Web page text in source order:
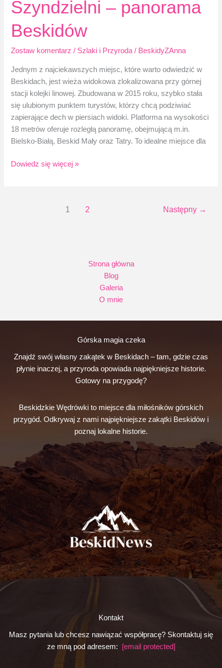
Szyndzielni – panorama
Beskidów
Zostaw komentarz / Szlaki i Przyroda/ BeskidyZAnna
Jednym z najciekawszych miejsc, które warto odwiedzić w
Beskidach, jest wieża widokowa zlokalizowana przy górnej
stacji kolejki linowej. Zbudowana w 2015 roku, szybko stała
się ulubionym punktem turystów, którzy chcą podziwiać
zapierające dech w piersiach widoki. Platforma na wysokości
18 metrów oferuje rozległą panoramę, obejmującą m.in.
Bielsko-Białą, Beskid Mały oraz Tatry. To idealne miejsce dla
Wieża
Dowiedz się więcej »
1 2 Następny →
Strona główna
Blog
Galeria
O mnie
Górska magia czeka
Znajdź swój własny zakątek w Beskidach – tam, gdzie czas
płynie inaczej, a przyroda opowiada najpiękniejsze historie.
Gotowy na przygodę?
Beskidzkie Wędrówki to miejsce dla miłośników górskich
przygód. Odkrywaj z nami najpiękniejsze zakątki Beskidów i
poznaj lokalne historie.
Kontakt
Masz pytania lub chcesz nawiązać współpracę? Skontaktuj się
ze mną pod adresem:
[email protected]